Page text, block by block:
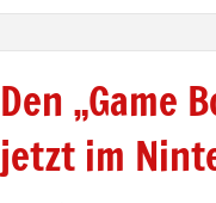
Den „Game
jetzt im